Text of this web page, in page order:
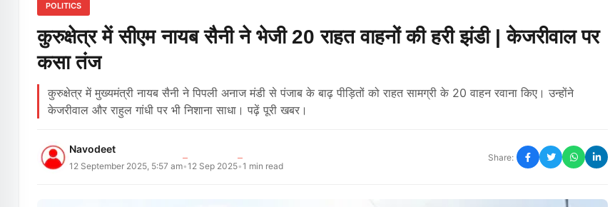
POLITICS
कुरुक्षेत्र में सीएम नायब सैनी ने भेजी 20 राहत वाहनों की हरी झंडी | केजरीवाल पर
कसा तंज
कुरुक्षेत्र में मुख्यमंत्री नायब सैनी ने पिपली अनाज मंडी से पंजाब के बाढ़ पीड़ितों को राहत सामग्री के 20 वाहन रवाना किए। उन्होंने
केजरीवाल और राहुल गांधी पर भी निशाना साधा। पढ़ें पूरी खबर।
Navodeet
12 September 2025, 5:57 am•12 Sep 2025•1 min read
Share: